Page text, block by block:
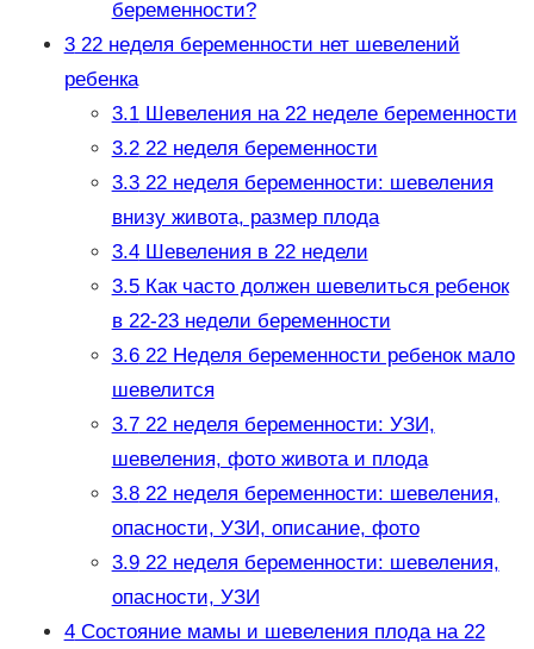
беременности?
322 неделя беременности нет шевелений
ребенка
3.1Шевеления на 22 неделе беременности
3.222 неделя беременности
3.322 неделя беременности: шевеления
внизу живота, размер плода
3.4Шевеления в 22 недели
3.5Как часто должен шевелиться ребенок
в 22-23 недели беременности
3.622 Неделя беременности ребенок мало
шевелится
3.722 неделя беременности: УЗИ,
шевеления, фото живота и плода
3.822 неделя беременности: шевеления,
опасности, УЗИ, описание, фото
3.922 неделя беременности: шевеления,
опасности, УЗИ
4Состояние мамы и шевеления плода на 22